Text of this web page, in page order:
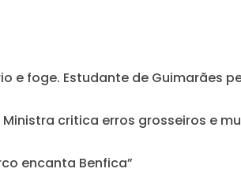
e foge. Estudante de Guimarães
Ministra critica erros grosseiros e
encanta Benfica”